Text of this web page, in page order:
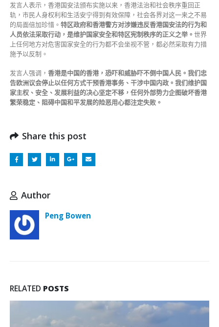
发言人表示，香港国安法颁布实施以来，香港法治和社会秩序重回正
轨，市民人身权利和生活安宁得到有效保障，社会各界对这一来之不易
的局面倍加珍惜。 特区政府和香港警方对涉嫌违反香港国安法的行为和
人员依法采取行动，是维护国家安全和特区宪制秩序的正义之举。 世界
上任何地方对危害国家安全的行为都不会坐视不管，都必然采取有力措
施予以反制。
发言人强调， 香港是中国的香港，恐吓和威胁吓不倒中国人民。我们忠
告欧洲议会停止以任何方式干预香港事务、干涉中国内政。我们维护国
家主权、安全、发展利益的决心坚定不移，任何外部势力企图破坏香港
繁荣稳定、阻碍中国和平发展的险恶用心都注定失败。
Share this post
Author
Peng Bowen
RELATED POSTS